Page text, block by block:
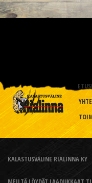
KALASTUSVÄLINE RIALINNA KY